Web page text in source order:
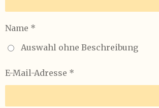
Name *
Auswahl ohne Beschreibung
E-Mail-Adresse *